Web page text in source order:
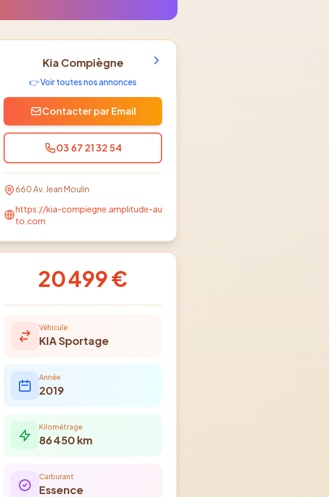
Kia Compiègne
👉 Voir toutes nos annonces
Contacter par Email
03 67 21 32 54
660 Av. Jean Moulin
https://kia-compiegne.amplitude-au
to.com
20 499 €
Véhicule
KIASportage
Année
2019
Kilométrage
86 450 km
Carburant
Essence